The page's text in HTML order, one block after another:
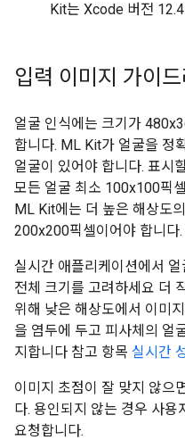
Kit는 Xcode 버전
입력 이미지 가이
얼굴 인식에는 크기가
합니다. ML Kit가 얼굴을 정
얼굴이 있어야 합니다. 표시
모든 얼굴 최소 100x100픽
ML Kit에는 더 높은 해상도
200x200픽셀이어야 합니다.
실시간 애플리케이션에서
전체 크기를 고려하세요 더
위해 낮은 해상도에서 이미
을 염두에 두고 피사체의 얼
지합니다 참고 항목 실시간
이미지 초점이 잘 맞지 않으
다. 용인되지 않는 경우 사
요청합니다.